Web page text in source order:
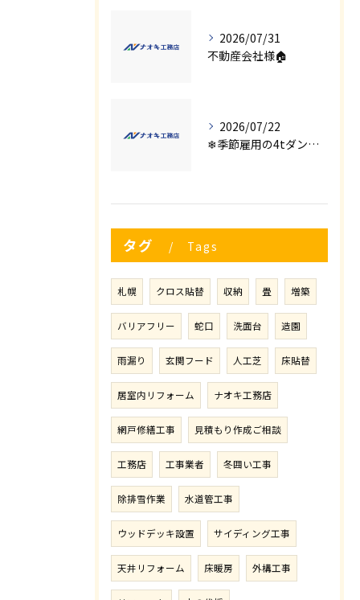
2026/07/31
不動産会社様🏠
2026/07/22
❄季節雇用の4tダンプの運転手募集⛄
タグ Tags
札幌 クロス貼替 収納 畳 増築
バリアフリー 蛇口 洗面台 造園
雨漏り 玄関フード 人工芝 床貼替
居室内リフォーム ナオキ工務店
網戸修繕工事 見積もり作成ご相談
工務店 工事業者 冬囲い工事
除排雪作業 水道管工事
ウッドデッキ設置 サイディング工事
天井リフォーム 床暖房 外構工事